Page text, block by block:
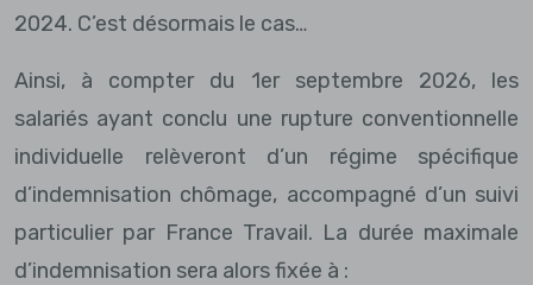
2024. C’est désormais le cas…
Ainsi, à compter du 1er septembre 2026, les
salariés ayant conclu une rupture conventionnelle
individuelle relèveront d’un régime spécifique
d’indemnisation chômage, accompagné d’un suivi
particulier par France Travail. La durée maximale
d’indemnisation sera alors fixée à :